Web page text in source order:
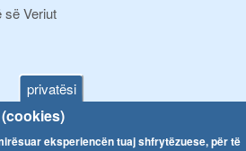
privatësi
eksperiencën tuaj shfrytëzuese, për të
së Veriut